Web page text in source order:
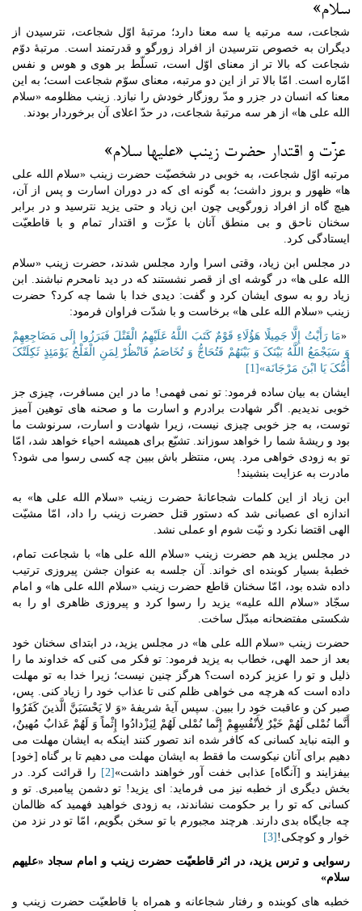
سلام»
شجاعت، سه مرتبه یا سه معنا دارد؛ مرتبۀ اوّل شجاعت، نترسیدن از
دیگران به خصوص نترسیدن از افراد زورگو و قدرتمند است. مرتبۀ دوّم
شجاعت که بالا تر از معنای اوّل است، تسلّط بر هوی و هوس و نفس
امّاره است. امّا بالا تر از این دو مرتبه، معنای سوّم شجاعت است؛ به این
معنا که انسان در جزر و مدّ روزگار خودش را نبازد. زینب مظلومه «سلام
الله علی ها» از هر سه مرتبۀ شجاعت، در حدّ اعلای آن برخوردار بودند.
عزّت و اقتدار حضرت زینب «علیها سلام»
مرتبه اوّل شجاعت، به خوبی در شخصیّت حضرت زینب «سلام الله علی
ها» ظهور و بروز داشت؛ به گونه ای که در دوران اسارت و پس از آن،
هیچ گاه از افراد زورگویی چون ابن زیاد و حتی یزید نترسید و در برابر
سخنان ناحق و بی منطق آنان با عزّت و اقتدار تمام و با قاطعیّت
ایستادگی کرد.
در مجلس ابن زیاد، وقتی اسرا وارد مجلس شدند، حضرت زینب «سلام
الله علی ها» در گوشه ای از قصر نشستند که در دید نامحرم نباشند. ابن
زیاد رو به سوی ایشان کرد و گفت: دیدی خدا با شما چه کرد؟ حضرت
زینب «سلام الله علی ها» برخاست و با شدّت فراوان فرمود:
«مَا رَأَیْتُ إِلَّا جَمِیلًا هَؤُلَاءِ قَوْمٌ کَتَبَ اللَّهُ عَلَیْهِمُ الْقَتْلَ فَبَرَزُوا إِلَی مَضَاجِعِهِمْ
وَ سَیَجْمَعُ اللَّهُ بَیْنَکَ وَ بَیْنَهُمْ فَتُحَاجُّ وَ تُخَاصَمُ فَانْظُرْ لِمَنِ الْفَلْجُ یَوْمَئِذٍ ثَکِلَتْکَ
أُمُّکَ یَا ابْنَ مَرْجَانَة»[1]
ایشان به بیان ساده فرمود: تو نمی فهمی! ما در این مسافرت، چیزی جز
خوبی ندیدیم. اگر شهادت برادرم و اسارت ما و صحنه های توهین آمیز
توست، به جز خوبی چیزی نیست، زیرا شهادت و اسارت، سرنوشت ما
بود و ریشۀ شما را خواهد سوزاند. تشیّع برای همیشه احیاء خواهد شد، امّا
تو به زودی خواهی مرد. پس، منتظر باش ببین چه کسی رسوا می شود؟
مادرت به عزایت بنشیند!
ابن زیاد از این کلمات شجاعانۀ حضرت زینب «سلام الله علی ها» به
اندازه ای عصبانی شد که دستور قتل حضرت زینب را داد، امّا مشیّت
الهی اقتضا نکرد و نیّت شوم او عملی نشد.
در مجلس یزید هم حضرت زینب «سلام الله علی ها» با شجاعت تمام،
خطبۀ بسیار کوبنده ای خواند. آن جلسه به عنوان جشن پیروزی ترتیب
داده شده بود، امّا سخنان قاطع حضرت زینب «سلام الله علی ها» و امام
سجّاد «سلام الله علیه» یزید را رسوا کرد و پیروزی ظاهری او را به
شکستی مفتضحانه مبدّل ساخت.
حضرت زینب «سلام الله علی ها» در مجلس یزید، در ابتدای سخنان خود
بعد از حمد الهی، خطاب به یزید فرمود: تو فکر می کنی که خداوند ما را
ذلیل و تو را عزیز کرده است؟ هرگز چنین نیست؛ زیرا خدا به تو مهلت
داده است که هرچه می خواهی ظلم کنی تا عذاب خود را زیاد کنی. پس،
صبر کن و عاقبت خود را ببین. سپس آیۀ شریفۀ «وَ لا یَحْسَبَنَّ الَّذینَ کَفَرُوا
أَنَّما نُمْلی لَهُمْ خَیْرٌ لِأَنْفُسِهِمْ إِنَّما نُمْلی لَهُمْ لِیَزْدادُوا إِثْماً وَ لَهُمْ عَذابٌ مُهینٌ،
و البته نباید کسانی که کافر شده اند تصور کنند اینکه به ایشان مهلت می
دهیم برای آنان نیکوست ما فقط به ایشان مهلت می دهیم تا بر گناه [خود]
بیفزایند و [آنگاه] عذابی خفت آور خواهند داشت»[2]
را قرائت کرد. در
بخش دیگری از خطبه نیز می فرماید: ای یزید! تو دشمن پیامبری. تو و
کسانی که تو را بر حکومت نشاندند، به زودی خواهید فهمید که ظالمان
چه جایگاه بدی دارند. هرچند مجبورم با تو سخن بگویم، امّا تو در نزد من
خوار و کوچکی! [3]
رسوایی و ترس یزید، در اثر قاطعیّت حضرت زینب و امام سجاد «علیهم
سلام»
خطبه های کوبنده و رفتار شجاعانه و همراه با قاطعیّت حضرت زینب و